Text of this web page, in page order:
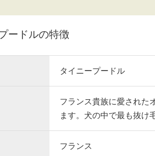
ードルの特徴
タイニープードル
フランス貴族に愛された
ます。犬の中で最も抜け
フランス